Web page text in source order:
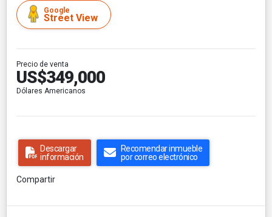
Google
Street View
Precio de venta
US$349,000
Dólares Americanos
Descargar
información
Recomendar inmueble
por correo electrónico
Compartir